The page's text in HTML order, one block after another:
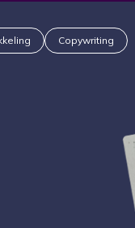
Copywriting